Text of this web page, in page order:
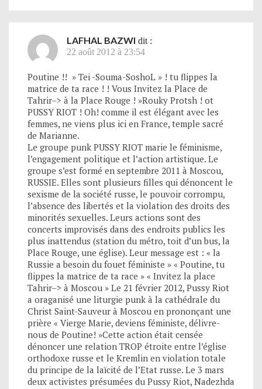
LAFHAL BAZWI dit :
22 août 2012 à 23:54
Poutine !! » Tei -Souma-SoshoL » ! tu flippes la
matrice de ta race ! ! Vous Invitez la Place de
Tahrir–> à la Place Rouge ! »Rouky Protsh ! ot
PUSSY RIOT ! Oh! comme il est élégant avec les
femmes, ne viens plus ici en France, temple sacré
de Marianne.
Le groupe punk PUSSY RIOT marie le féminisme,
l’engagement politique et l’action artistique. Le
groupe s’est formé en septembre 2011 à Moscou,
RUSSIE. Elles sont plusieurs filles qui dénoncent le
sexisme de la société russe, le pouvoir corrompu,
l’absence des libertés et la violation des droits des
minorités sexuelles. Leurs actions sont des
concerts improvisés dans des endroits publics les
plus inattendus (station du métro, toit d’un bus, la
Place Rouge, une église). Leur message est : « la
Russie a besoin du fouet féministe » « Poutine, tu
flippes la matrice de ta race » « Invitez la place
Tahrir–> à Moscou » Le 21 février 2012, Pussy Riot
a oraganisé une liturgie punk à la cathédrale du
Christ Saint-Sauveur à Moscou en prononçant une
prière « Vierge Marie, deviens féministe, délivre-
nous de Poutine! »Cette action était censée
dénoncer une relation TROP étroite entre l’église
orthodoxe russe et le Kremlin en violation totale
du principe de la laïcité de l’Etat russe. Le 3 mars
deux activistes présumées du Pussy Riot, Nadezhda